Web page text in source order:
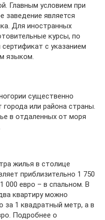
Главным условием при
заведение является
Для иностранных
курсы, по
с указанием
языком.
существенно
или района страны.
в отдаленных от моря
жилья в столице
приблизительно 1 750
000 евро – в спальном. В
квартиру можно
за 1 квадратный метр, а в
Подробнее о